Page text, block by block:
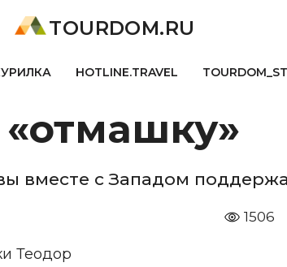
TOURDOM.RU
HOTLINE.TRAVEL
вместе с Западом
1506
Теодор